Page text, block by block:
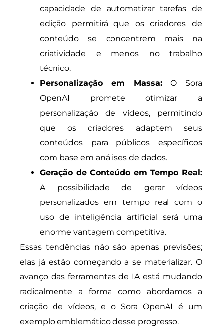
capacidade de automatizar tarefas de
edição permitirá que os criadores de
conteúdo se concentrem mais na
criatividade e menos no trabalho
técnico.
Personalização em Massa: O Sora
OpenAI promete otimizar a
personalização de vídeos, permitindo
que os criadores adaptem seus
conteúdos para públicos específicos
com base em análises de dados.
Geração de Conteúdo em Tempo Real:
A possibilidade de gerar vídeos
personalizados em tempo real com o
uso de inteligência artificial será uma
enorme vantagem competitiva.
Essas tendências não são apenas previsões;
elas já estão começando a se materializar. O
avanço das ferramentas de IA está mudando
radicalmente a forma como abordamos a
criação de vídeos, e o Sora OpenAI é um
exemplo emblemático desse progresso.